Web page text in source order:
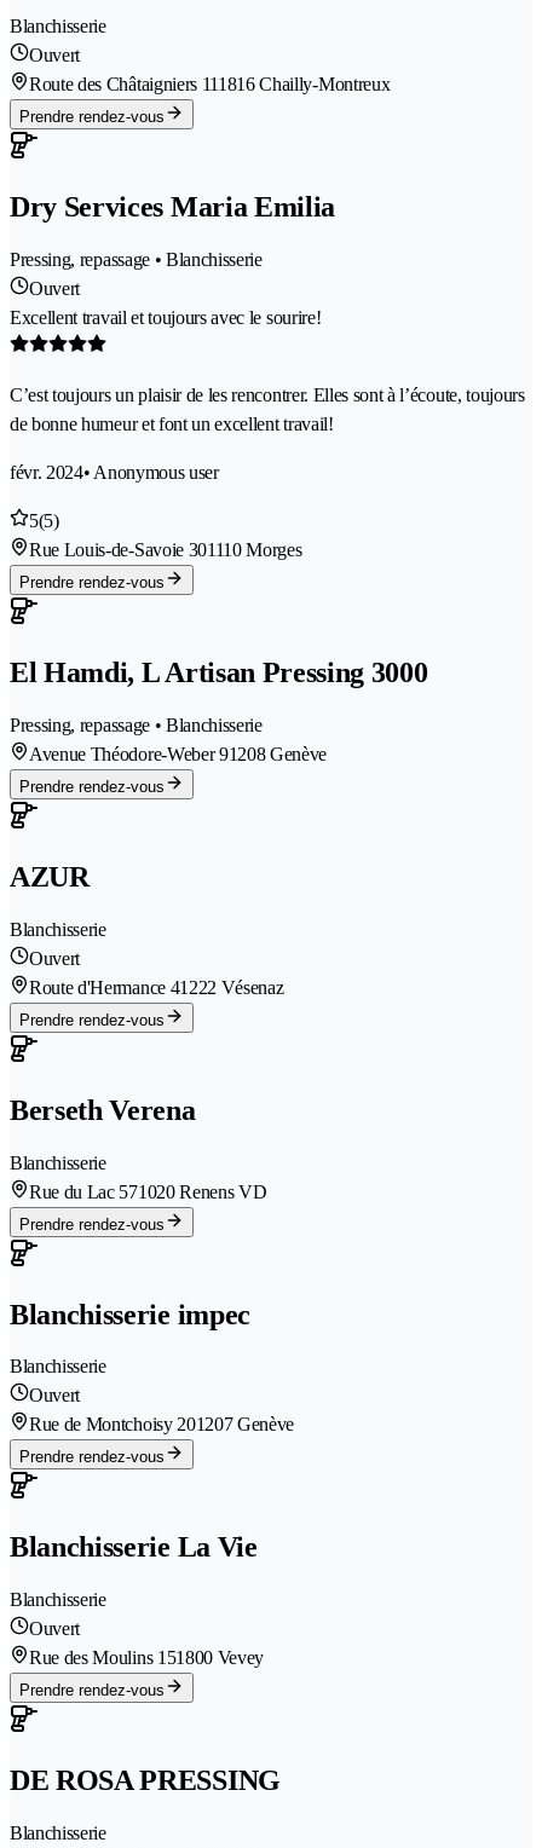
Blanchisserie
Ouvert
Route des Châtaigniers 111816 Chailly-Montreux
Prendre rendez-vous
Dry Services Maria Emilia
Pressing, repassage • Blanchisserie
Ouvert
Excellent travail et toujours avec le sourire!
C’est toujours un plaisir de les rencontrer. Elles sont à l’écoute, toujours
de bonne humeur et font un excellent travail!
févr. 2024• Anonymous user
5(5)
Rue Louis-de-Savoie 301110 Morges
Prendre rendez-vous
El Hamdi, L Artisan Pressing 3000
Pressing, repassage • Blanchisserie
Avenue Théodore-Weber 91208 Genève
Prendre rendez-vous
AZUR
Blanchisserie
Ouvert
Route d'Hermance 41222 Vésenaz
Prendre rendez-vous
Berseth Verena
Blanchisserie
Rue du Lac 571020 Renens VD
Prendre rendez-vous
Blanchisserie impec
Blanchisserie
Ouvert
Rue de Montchoisy 201207 Genève
Prendre rendez-vous
Blanchisserie La Vie
Blanchisserie
Ouvert
Rue des Moulins 151800 Vevey
Prendre rendez-vous
DE ROSA PRESSING
Blanchisserie